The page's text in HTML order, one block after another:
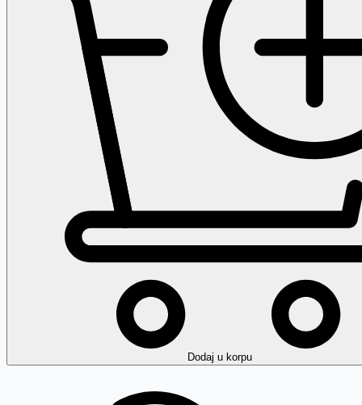
Dodaj u korpu